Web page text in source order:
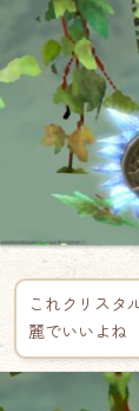
これクリスタ
麗でいいよね